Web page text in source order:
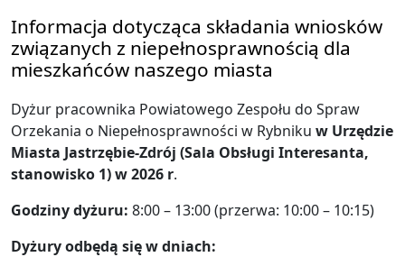
Informacja dotycząca składania wniosków
związanych z niepełnosprawnością dla
mieszkańców naszego miasta
Dyżur pracownika Powiatowego Zespołu do Spraw
Orzekania o Niepełnosprawności w Rybniku w Urzędzie
Miasta Jastrzębie-Zdrój (Sala Obsługi Interesanta,
stanowisko 1) w 2026 r.
Godziny dyżuru: 8:00 – 13:00 (przerwa: 10:00 – 10:15)
Dyżury odbędą się w dniach: